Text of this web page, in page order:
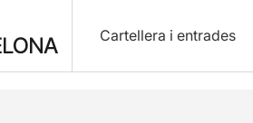
Cartellera i entrades